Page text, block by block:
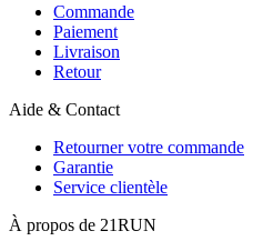
Commande
Paiement
Livraison
Retour
Aide & Contact
Retourner votre commande
Garantie
Service clientèle
À propos de 21RUN